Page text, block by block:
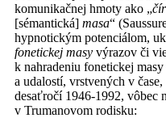
komunikačnej hmoty ako „
[sémantická] masa“
hypnotickým potenciálom,
fonetickej masy výrazov či
k nahradeniu fonetickej
a udalostí, vrstvených v
desaťročí 1946-1992, vôbec
v Trumanovom rodisku: